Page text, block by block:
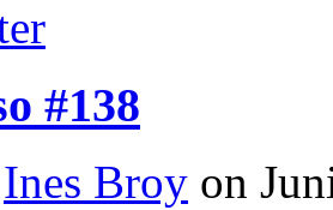
#138
Ines Broy on